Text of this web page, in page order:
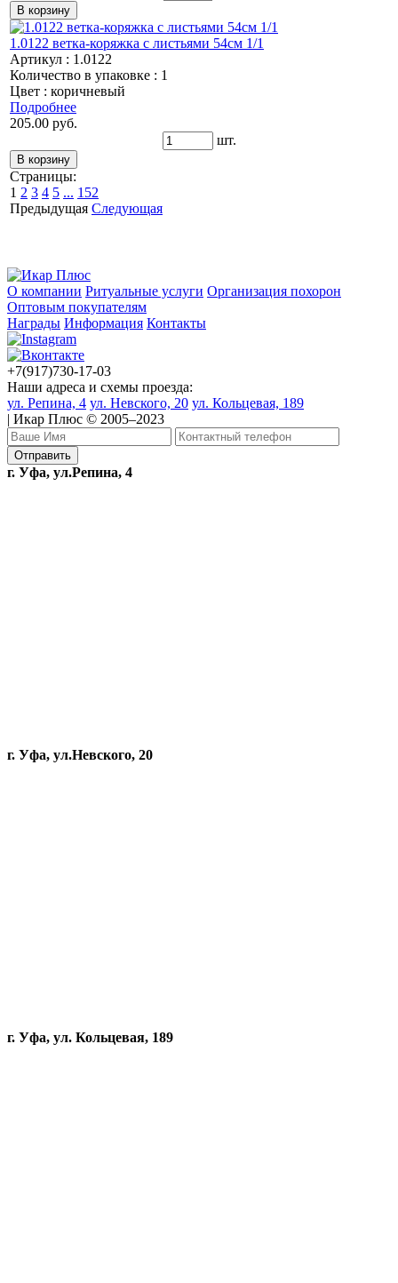
1.0122 ветка-коряжка с листьями 54см 1/1
Артикул : 1.0122
Количество в упаковке : 1
Цвет : коричневый
Подробнее
205.00 руб.
шт.
Страницы:
1 2 3 4 5 ... 152
Предыдущая Следующая
О компании Ритуальные услуги Организация похорон
Оптовым покупателям
Награды Информация Контакты
+7(917)730-17-03
Наши адреса и схемы проезда:
ул. Репина, 4 ул. Невского, 20 ул. Кольцевая, 189
| Икар Плюс © 2005–2023
г. Уфа, ул.Репина, 4
г. Уфа, ул.Невского, 20
г. Уфа, ул. Кольцевая, 189